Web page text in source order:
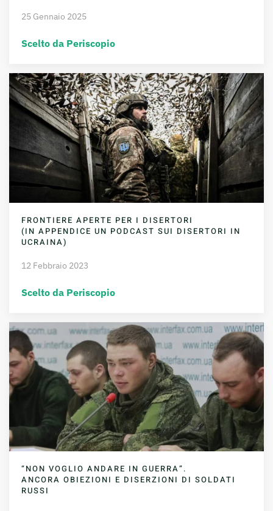
25 Gennaio 2025
Scelto da Periscopio
FRONTIERE APERTE PER I DISERTORI
(IN APPENDICE UN PODCAST SUI DISERTORI IN
UCRAINA)
12 Febbraio 2023
Scelto da Periscopio
“NON VOGLIO ANDARE IN GUERRA”.
ANCORA OBIEZIONI E DISERZIONI DI SOLDATI
RUSSI